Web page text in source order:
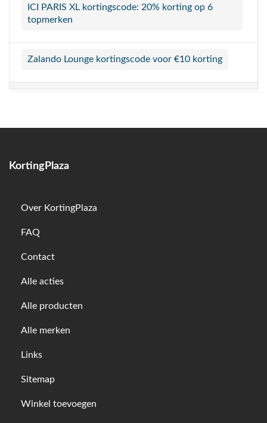
ICI PARIS XL kortingscode: 20% korting op 6
topmerken
Zalando Lounge kortingscode voor €10 korting
KortingPlaza
Over KortingPlaza
FAQ
Contact
Alle acties
Alle producten
Alle merken
Links
Sitemap
Winkel toevoegen